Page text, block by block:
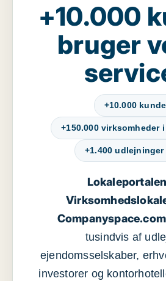
+10.000
bruger
+10.000
+150.000 virksomheder
+1.400
Companyspace.com
tusindvis af
ejendomsselskaber,
investorer og